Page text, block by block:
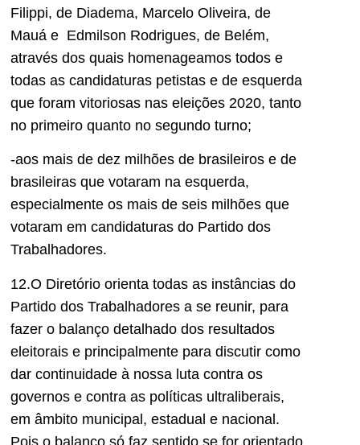
Filippi, de Diadema, Marcelo Oliveira, de
Mauá e Edmilson Rodrigues, de Belém,
através dos quais homenageamos todos e
todas as candidaturas petistas e de esquerda
que foram vitoriosas nas eleições 2020, tanto
no primeiro quanto no segundo turno;
-aos mais de dez milhões de brasileiros e de
brasileiras que votaram na esquerda,
especialmente os mais de seis milhões que
votaram em candidaturas do Partido dos
Trabalhadores.
12.O Diretório orienta todas as instâncias do
Partido dos Trabalhadores a se reunir, para
fazer o balanço detalhado dos resultados
eleitorais e principalmente para discutir como
dar continuidade à nossa luta contra os
governos e contra as políticas ultraliberais,
em âmbito municipal, estadual e nacional.
Pois o balanço só faz sentido se for orientado